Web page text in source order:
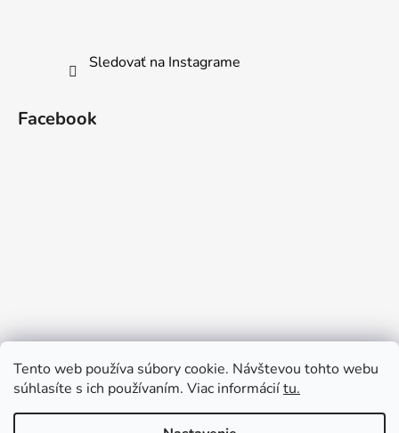
Tento web používa súbory cookie. Návštevou tohto webu
súhlasíte s ich používaním. Viac informáciítu.
Sledovať na Instagrame
Facebook